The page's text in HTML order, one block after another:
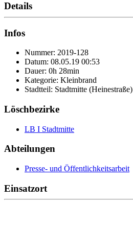
Details
Infos
Nummer: 2019-128
Datum: 08.05.19 00:53
Dauer: 0h 28min
Kategorie: Kleinbrand
Stadtteil: Stadtmitte (Heinestraße)
Löschbezirke
LB I Stadtmitte
Abteilungen
Presse- und Öffentlichkeitsarbeit
Einsatzort